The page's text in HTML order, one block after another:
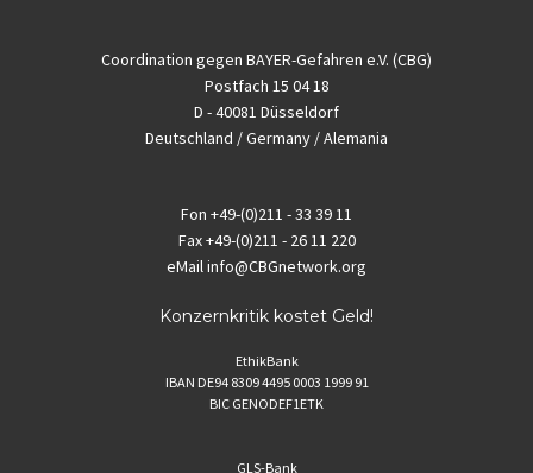
Coordination gegen BAYER-Gefahren e.V. (CBG)
Postfach 15 04 18
D - 40081 Düsseldorf
Deutschland / Germany / Alemania
Fon +49-(0)211 - 33 39 11
Fax+49-(0)211 - 26 11 220
eMailinfo@CBGnetwork.org
Konzernkritik kostet Geld!
EthikBank
IBAN DE94 8309 4495 0003 1999 91
BIC GENODEF1ETK
GLS-Bank